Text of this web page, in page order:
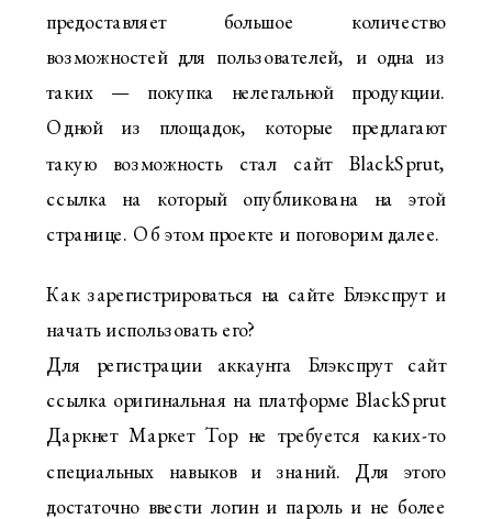
предоставляет большое количество
возможностей для пользователей, и одна из
таких — покупка нелегальной продукции.
Одной из площадок, которые предлагают
такую возможность стал сайт BlackSprut,
ссылка на который опубликована на этой
странице. Об этом проекте и поговорим далее.
Как зарегистрироваться на сайте Блэкспрут и
начать использовать его?
Для регистрации аккаунта Блэкспрут сайт
ссылка оригинальная на платформе BlackSprut
Даркнет Маркет Тор не требуется каких-то
специальных навыков и знаний. Для этого
достаточно ввести логин и пароль и не более